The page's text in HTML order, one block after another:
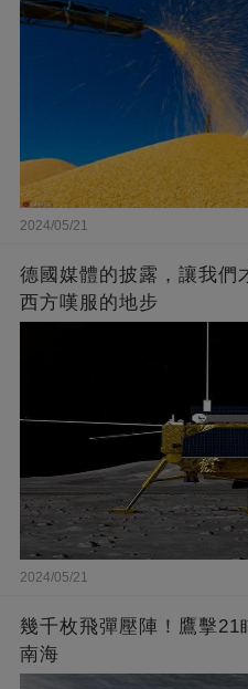
2024/05/21
德國媒體的披露，讓我們
西方嘆服的地步
2024/05/21
幾千枚飛彈壓陣！鷹擊
南海